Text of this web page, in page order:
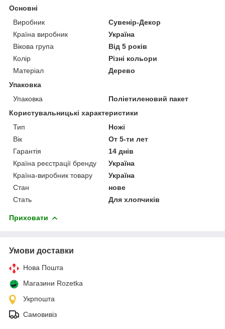
Основні
Виробник
Сувенір-Декор
Країна виробник
Україна
Вікова група
Від 5 років
Колір
Різні кольори
Матеріал
Дерево
Упаковка
Упаковка
Поліетиленовий пакет
Користувальницькі характеристики
Тип
Ножі
Вік
От 5-ти лет
Гарантія
14 днів
Країна реєстрації бренду
Україна
Країна-виробник товару
Україна
Стан
нове
Стать
Для хлопчиків
Приховати
Умови доставки
Нова Пошта
Магазини Rozetka
Укрпошта
Самовивіз